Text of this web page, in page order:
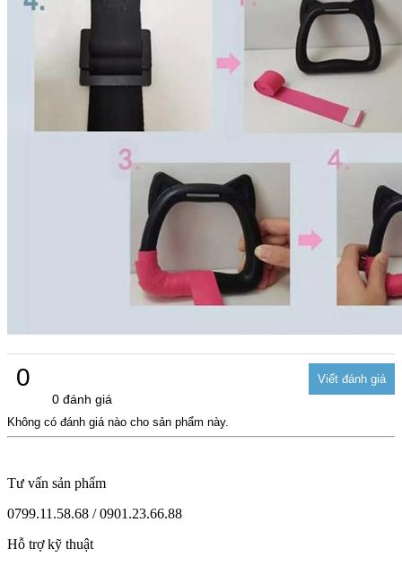
0
0 đánh giá
Không có đánh giá nào cho sản phẩm này.
Tư vấn sản phẩm
0799.11.58.68 / 0901.23.66.88
Hỗ trợ kỹ thuật